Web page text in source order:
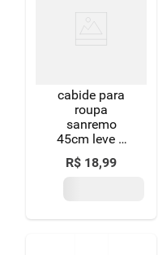
cabide para
roupa
sanremo
45cm leve 6
pague 5
unidades
R$ 18,99